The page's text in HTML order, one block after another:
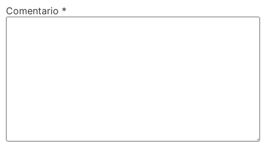
Comentario *